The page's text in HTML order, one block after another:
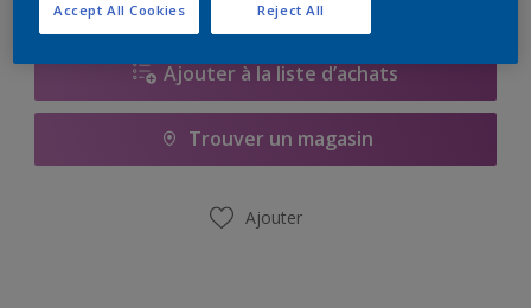
Ajouter à la liste d’achats
Trouver un magasin
Ajouter
Reject All
Accept All Cookies